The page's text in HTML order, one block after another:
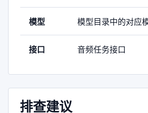
模型 模型目录中的对应
接口 音频任务接口
排查建议